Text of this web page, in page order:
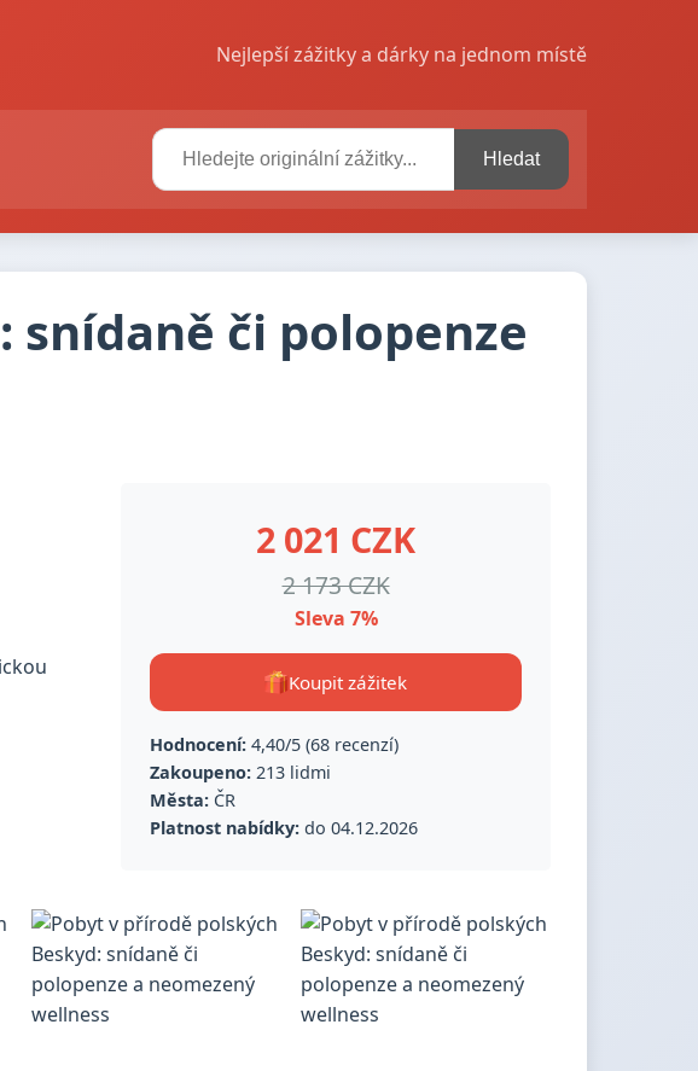
Nejlepší zážitky a dárky na jednom místě
Hledat
snídaně či polopenze
2 021 CZK
2 173 CZK
Sleva 7%
Koupit zážitek
Hodnocení: 4,40/5 (68 recenzí)
Zakoupeno: 213 lidmi
Města: ČR
Platnost nabídky: do 04.12.2026